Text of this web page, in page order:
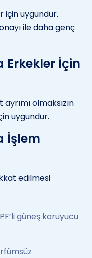
için uygundur.
ile daha genç
Erkekler İçin
olmaksızın
uygundur.
İşlem
edilmesi
güneş koruyucu